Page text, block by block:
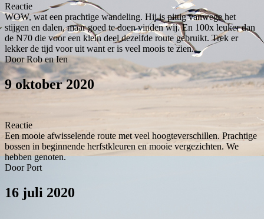
Reactie
WOW, wat een prachtige wandeling. Hij is pittig vanwege het
stijgen en dalen, maar goed te doen vinden wij. En 100x leuker dan
de N70 die voor een klein deel dezelfde route gebruikt. Trek er
lekker de tijd voor uit want er is veel moois te zien.
Door Rob en Ien
9 oktober 2020
Reactie
Een mooie afwisselende route met veel hoogteverschillen. Prachtige
bossen in beginnende herfstkleuren en mooie vergezichten. We
hebben genoten.
Door Port
16 juli 2020